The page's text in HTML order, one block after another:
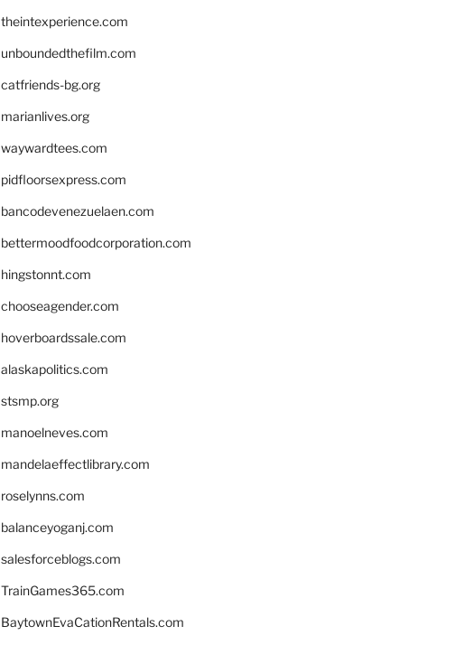
theintexperience.com
unboundedthefilm.com
catfriends-bg.org
marianlives.org
waywardtees.com
pidfloorsexpress.com
bancodevenezuelaen.com
bettermoodfoodcorporation.com
hingstonnt.com
chooseagender.com
hoverboardssale.com
alaskapolitics.com
stsmp.org
manoelneves.com
mandelaeffectlibrary.com
roselynns.com
balanceyoganj.com
salesforceblogs.com
TrainGames365.com
BaytownEvaCationRentals.com